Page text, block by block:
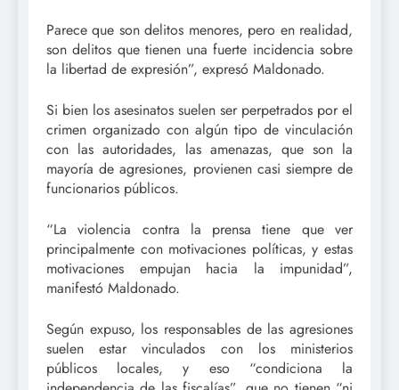
Parece que son delitos menores, pero en realidad,
son delitos que tienen una fuerte incidencia sobre
la libertad de expresión”, expresó Maldonado.
Si bien los asesinatos suelen ser perpetrados por el
crimen organizado con algún tipo de vinculación
con las autoridades, las amenazas, que son la
mayoría de agresiones, provienen casi siempre de
funcionarios públicos.
“La violencia contra la prensa tiene que ver
principalmente con motivaciones políticas, y estas
motivaciones empujan hacia la impunidad”,
manifestó Maldonado.
Según expuso, los responsables de las agresiones
suelen estar vinculados con los ministerios
públicos locales, y eso “condiciona la